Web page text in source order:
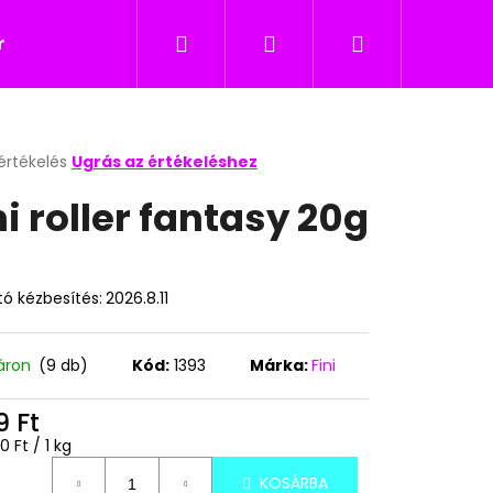
Nyalókák Édesség gyerekeknek
KeresésBejelentkezés
Kosár
Ugrás az értékeléshez
roller fantasy 20g
kézbesítés: 2026.8.11
(9 db) Kód: 1393 Márka:Fini
Ft
Ft / 1 kg
KOSÁRBA